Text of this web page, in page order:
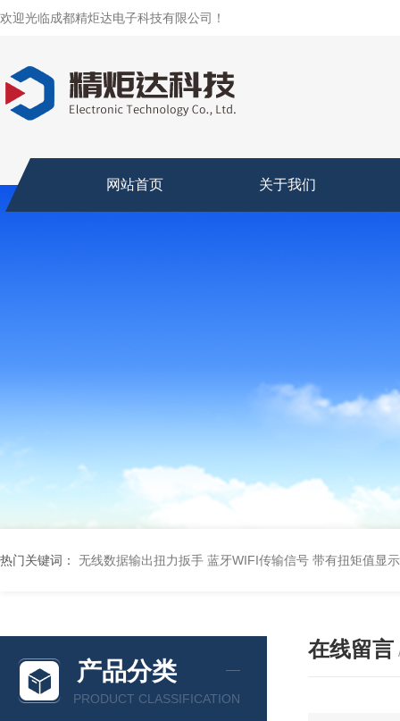
欢迎光临成都精炬达电子科技有限公司！
网站首页 关于我们
热门关键词： 无线数据输出扭力扳手 蓝牙WIFI传输信号 带有扭矩值显
产品分类
PRODUCT CLASSIFICATION
在线留言